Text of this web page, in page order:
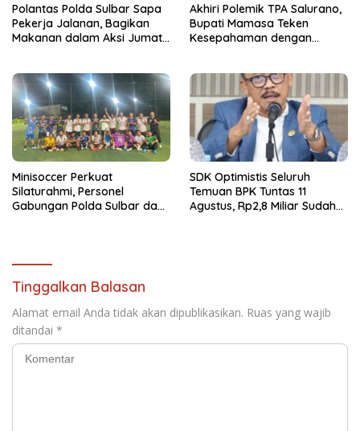
Polantas Polda Sulbar Sapa
Pekerja Jalanan, Bagikan
Makanan dalam Aksi Jumat
Akhiri Polemik TPA Salurano,
Bupati Mamasa Teken
Kesepahaman dengan
Minisoccer Perkuat
Silaturahmi, Personel
Gabungan Polda Sulbar dan
SDK Optimistis Seluruh
Temuan BPK Tuntas 11
Agustus, Rp2,8 Miliar Sudah
Tinggalkan Balasan
Alamat email Anda tidak akan dipublikasikan. Ruas yang wajib
ditandai *